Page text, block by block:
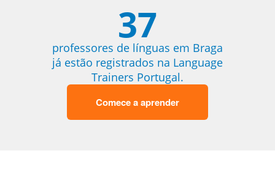
37
professores de línguas em Braga
já estão registrados na Language
Trainers Portugal.
Comece a aprender